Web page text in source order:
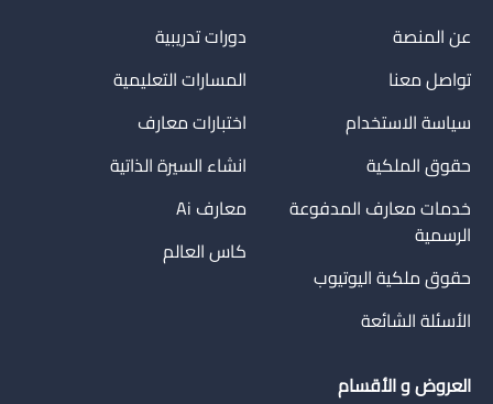
عن المنصة
تواصل معنا
سياسة الاستخدام
حقوق الملكية
خدمات معارف المدفوعة
الرسمية
حقوق ملكية اليوتيوب
الأسئلة الشائعة
دورات تدريبية
المسارات التعليمية
اختبارات معارف
انشاء السيرة الذاتية
معارف Ai
كاس العالم
العروض و الأقسام